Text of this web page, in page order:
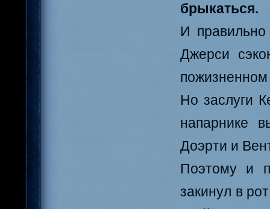
брыкаться.
И
Джерси
Но заслуги
напарнике
Доэрти и
Поэтому и
закинул в